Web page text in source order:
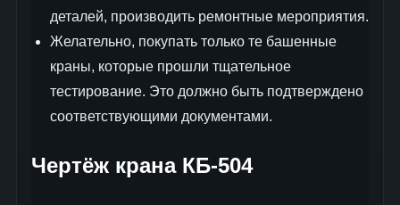
деталей, производить ремонтные мероприятия.
Желательно, покупать только те башенные
краны, которые прошли тщательное
тестирование. Это должно быть подтверждено
соответствующими документами.
Чертёж крана КБ-504